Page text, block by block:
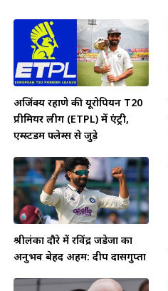
अजिंक्य रहाणे की यूरोपियन T20
प्रीमियर लीग (ETPL) में एंट्री,
एम्स्टर्डम फ्लेम्स से जुड़े
श्रीलंका दौरे में रविंद्र जडेजा का
अनुभव बेहद अहम: दीप दासगुप्ता